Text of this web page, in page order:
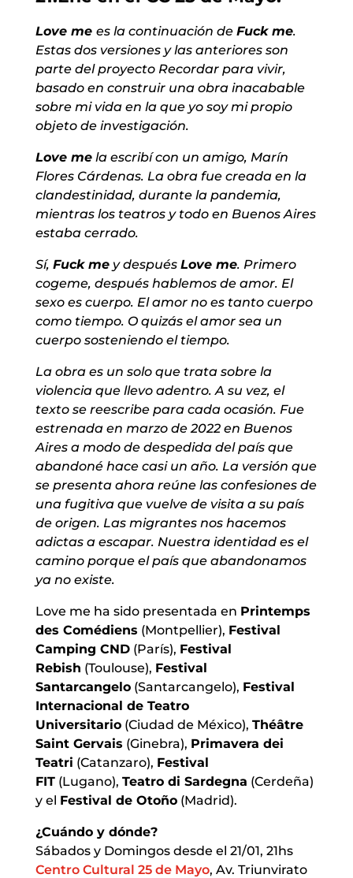
Love me es la continuación de Fuck me.
Estas dos versiones y las anteriores son
parte del proyecto Recordar para vivir,
basado en construir una obra inacabable
sobre mi vida en la que yo soy mi propio
objeto de investigación.
Love mela escribí con un amigo, Marín
Flores Cárdenas. La obra fue creada en la
clandestinidad, durante la pandemia,
mientras los teatros y todo en Buenos Aires
estaba cerrado.
Sí, Fuck mey después Love me. Primero
cogeme, después hablemos de amor. El
sexo es cuerpo. El amor no es tanto cuerpo
como tiempo. O quizás el amor sea un
cuerpo sosteniendo el tiempo.
La obra es un solo que trata sobre la
violencia que llevo adentro. A su vez, el
texto se reescribe para cada ocasión. Fue
estrenada en marzo de 2022 en Buenos
Aires a modo de despedida del país que
abandoné hace casi un año. La versión que
se presenta ahora reúne las confesiones de
una fugitiva que vuelve de visita a su país
de origen. Las migrantes nos hacemos
adictas a escapar. Nuestra identidad es el
camino porque el país que abandonamos
ya no existe.
Love me ha sido presentada en Printemps
des Comédiens (Montpellier), Festival
Camping CND(París), Festival
Rebish (Toulouse), Festival
Santarcangelo(Santarcangelo), Festival
Internacional de Teatro
Universitario(Ciudad de México), Théâtre
Saint Gervais (Ginebra), Primavera dei
Teatri (Catanzaro), Festival
FIT(Lugano), Teatro di Sardegna (Cerdeña)
y el Festival de Otoño(Madrid).
¿Cuándo y dónde?
Sábados y Domingos desde el 21/01, 21hs
Centro Cultural 25 de Mayo, Av. Triunvirato